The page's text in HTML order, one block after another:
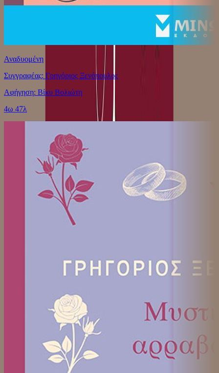
Αναδυομένη
Συγγραφέας: Γρηγόριος Ξενόπουλος
Αφήγηση: Βίκυ Βολιώτη
4ω 47λ